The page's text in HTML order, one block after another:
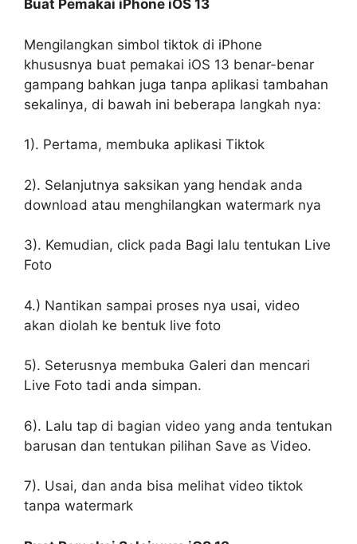
Buat Pemakai iPhone iOS 13
Mengilangkan simbol tiktok di iPhone
khususnya buat pemakai iOS 13 benar-benar
gampang bahkan juga tanpa aplikasi tambahan
sekalinya, di bawah ini beberapa langkah nya:
1). Pertama, membuka aplikasi Tiktok
2). Selanjutnya saksikan yang hendak anda
download atau menghilangkan watermark nya
3). Kemudian, click pada Bagi lalu tentukan Live
Foto
4.) Nantikan sampai proses nya usai, video
akan diolah ke bentuk live foto
5). Seterusnya membuka Galeri dan mencari
Live Foto tadi anda simpan.
6). Lalu tap di bagian video yang anda tentukan
barusan dan tentukan pilihan Save as Video.
7). Usai, dan anda bisa melihat video tiktok
tanpa watermark